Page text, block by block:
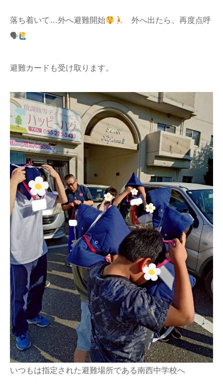
落ち着いて…外へ避難開始
外へ出たら、再度点呼
🗣
避難カードも受け取ります。
いつもは指定された避難場所である南西中学校へ